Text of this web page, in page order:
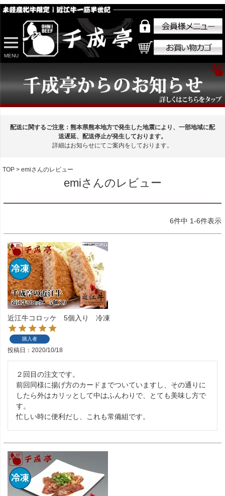
MENU
配送に関するご注意：熊本県熊本地方で発生した地震により、一部地域に配
送遅延、配送停止が発生しております。
詳細はお知らせにてご案内をしております。
TOP emiさんのレビュー
emiさんのレビュー
6件中 1-6件表示
近江牛コロッケ 5個入り 冷凍
購入者
投稿日 2020/10/18
２回目の注文です。
前回同様に揚げ方のカードまでついていますし、その通りに
したら外はカリッとして中はふんわりで、とても美味し方で
す。
忙しい時に便利だし、これも常備組です。